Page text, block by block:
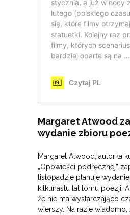
Margaret Atwood
wydanie zbioru
Margaret Atwood, autorka
„Opowieści podręcznej”
listopadzie planuje
kilkunastu lat tomu poezji.
że nie ma wystarczająco
wierszy. Na razie